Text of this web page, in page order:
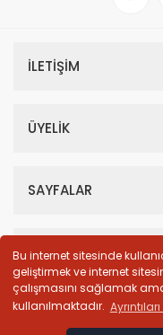
Bu internet sitesinde
geliştirmek ve internet
çalışmasını sağlamak
kullanılmaktadır.
İLETİŞİM
ÜYELİK
SAYFALAR
HESABIM
© Tüm Hakları Saklıdır.